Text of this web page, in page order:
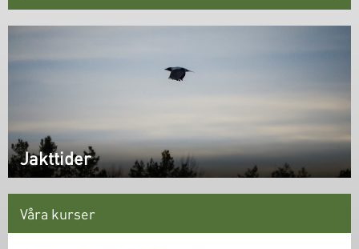
Jakttider
Våra kurser